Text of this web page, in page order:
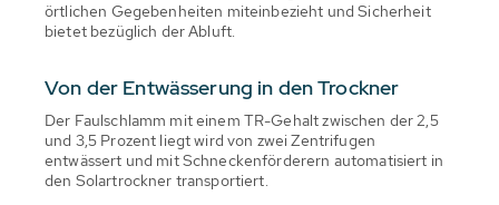
örtlichen Gegebenheiten miteinbezieht und Sicherheit
bietet bezüglich der Abluft.
Von der Entwässerung in den Trockner
Der Faulschlamm mit einem TR-Gehalt zwischen der 2,5
und 3,5 Prozent liegt wird von zwei Zentrifugen
entwässert und mit Schneckenförderern automatisiert in
den Solartrockner transportiert.